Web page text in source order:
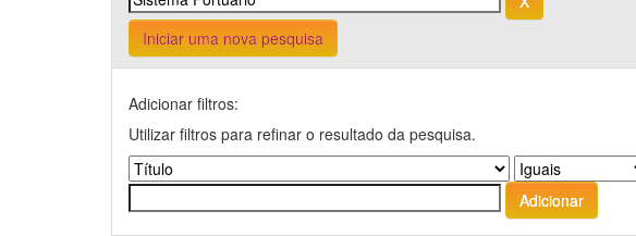
Iniciar uma nova pesquisa
Adicionar filtros:
Utilizar filtros para refinar o resultado da pesquisa.